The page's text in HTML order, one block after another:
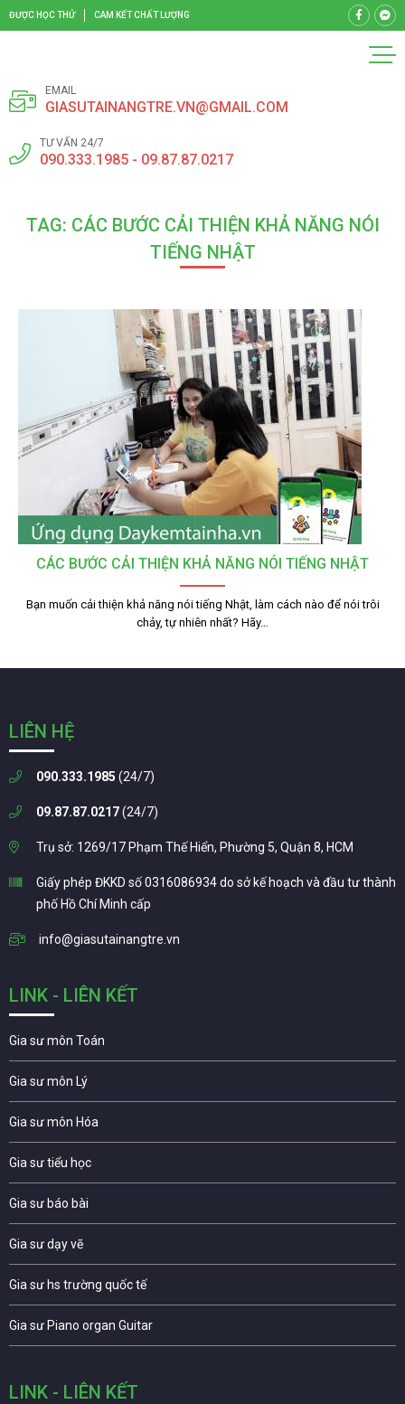
ĐƯỢC HỌC THỬ CAM KẾT CHẤT LƯỢNG
EMAIL
GIASUTAINANGTRE.VN@GMAIL.COM
TƯ VẤN 24/7
090.333.1985 - 09.87.87.0217
TAG: CÁC BƯỚC CẢI THIỆN KHẢ NĂNG NÓI
TIẾNG NHẬT
CÁC BƯỚC CẢI THIỆN KHẢ NĂNG NÓI TIẾNG NHẬT
Bạn muốn cải thiện khả năng nói tiếng Nhật, làm cách nào để nói trôi
chảy, tự nhiên nhất? Hãy…
LIÊN HỆ
090.333.1985 (24/7)
09.87.87.0217(24/7)
Trụ sở: 1269/17 Phạm Thế Hiển, Phường 5, Quận 8, HCM
Giấy phép ĐKKD số 0316086934 do sở kế hoạch và đầu tư thành
phố Hồ Chí Minh cấp
info@giasutainangtre.vn
LINK - LIÊN KẾT
Gia sư môn Toán
Gia sư môn Lý
Gia sư môn Hóa
Gia sư tiểu học
Gia sư báo bài
Gia sư dạy vẽ
Gia sư hs trường quốc tế
Gia sư Piano organ Guitar
LINK - LIÊN KẾT